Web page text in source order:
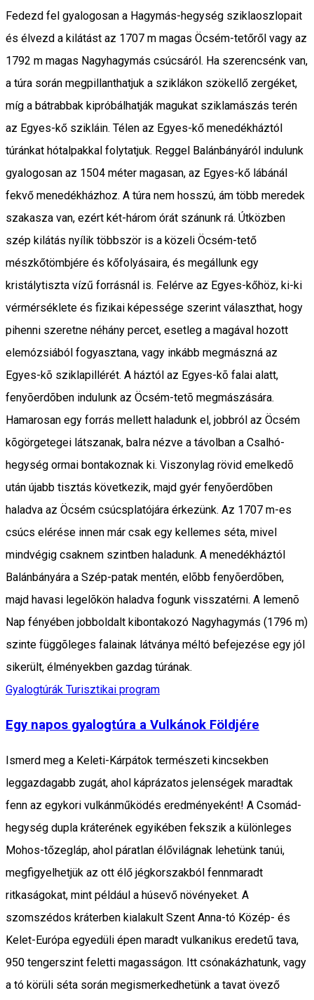
Fedezd fel gyalogosan a Hagymás-hegység sziklaoszlopait
és élvezd a kilátást az 1707 m magas Öcsém-tetőről vagy az
1792 m magas Nagyhagymás csúcsáról. Ha szerencsénk van,
a túra során megpillanthatjuk a sziklákon szökellő zergéket,
míg a bátrabbak kipróbálhatják magukat sziklamászás terén
az Egyes-kő szikláin. Télen az Egyes-kő menedékháztól
túránkat hótalpakkal folytatjuk. Reggel Balánbányáról indulunk
gyalogosan az 1504 méter magasan, az Egyes-kő lábánál
fekvő menedékházhoz. A túra nem hosszú, ám több meredek
szakasza van, ezért két-három órát szánunk rá. Útközben
szép kilátás nyílik többször is a közeli Öcsém-tető
mészkőtömbjére és kőfolyásaira, és megállunk egy
kristálytiszta vízű forrásnál is. Felérve az Egyes-kőhöz, ki-ki
vérmérséklete és fizikai képessége szerint választhat, hogy
pihenni szeretne néhány percet, esetleg a magával hozott
elemózsiából fogyasztana, vagy inkább megmászná az
Egyes-kõ sziklapillérét. A háztól az Egyes-kõ falai alatt,
fenyõerdõben indulunk az Öcsém-tetõ megmászására.
Hamarosan egy forrás mellett haladunk el, jobbról az Öcsém
kõgörgetegei látszanak, balra nézve a távolban a Csalhó-
hegység ormai bontakoznak ki. Viszonylag rövid emelkedõ
után újabb tisztás következik, majd gyér fenyõerdõben
haladva az Öcsém csúcsplatójára érkezünk. Az 1707 m-es
csúcs elérése innen már csak egy kellemes séta, mivel
mindvégig csaknem szintben haladunk. A menedékháztól
Balánbányára a Szép-patak mentén, elõbb fenyõerdõben,
majd havasi legelõkön haladva fogunk visszatérni. A lemenõ
Nap fényében jobboldalt kibontakozó Nagyhagymás (1796 m)
szinte függõleges falainak látványa méltó befejezése egy jól
sikerült, élményekben gazdag túrának.
Gyalogtúrák Turisztikai program
Egy napos gyalogtúra a Vulkánok Földjére
Ismerd meg a Keleti-Kárpátok természeti kincsekben
leggazdagabb zugát, ahol káprázatos jelenségek maradtak
fenn az egykori vulkánműködés eredményeként! A Csomád-
hegység dupla kráterének egyikében fekszik a különleges
Mohos-tőzegláp, ahol páratlan élővilágnak lehetünk tanúi,
megfigyelhetjük az ott élő jégkorszakból fennmaradt
ritkaságokat, mint például a húsevő növényeket. A
szomszédos kráterben kialakult Szent Anna-tó Közép- és
Kelet-Európa egyedüli épen maradt vulkanikus eredetű tava,
950 tengerszint feletti magasságon. Itt csónakázhatunk, vagy
a tó körüli séta során megismerkedhetünk a tavat övező